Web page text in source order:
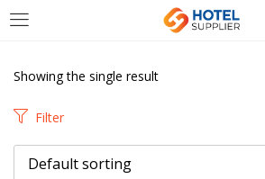
Enter your username and password to login.
Showing the single result
Filter
Default sorting